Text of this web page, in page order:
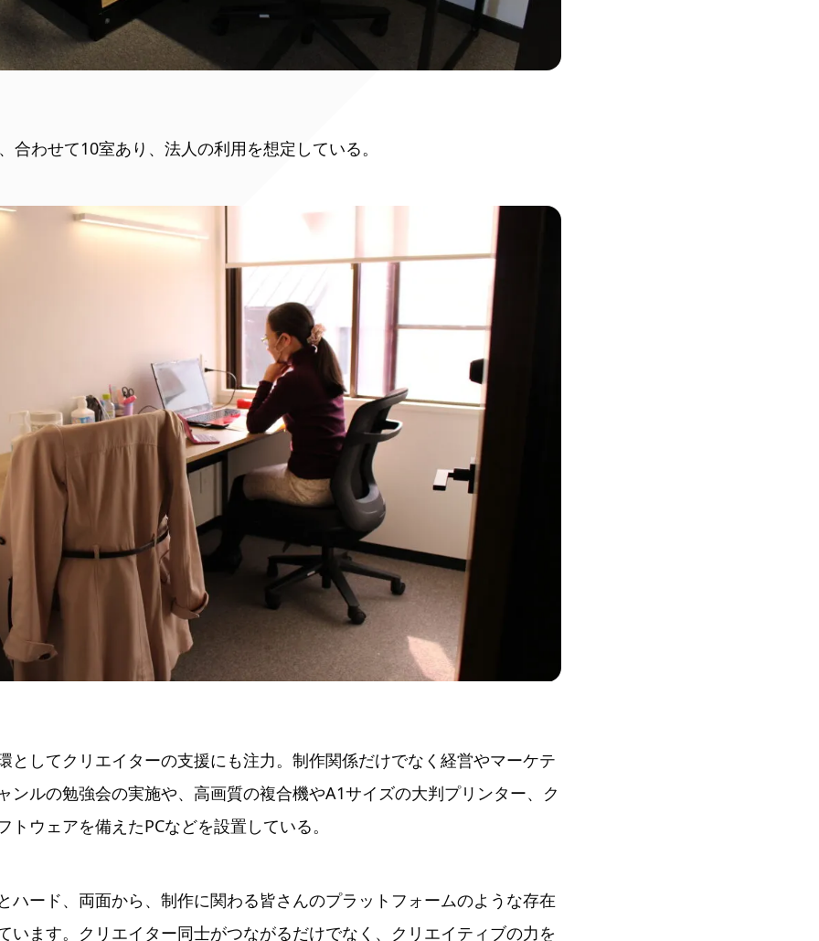
合わせて10室あり、法人の利用を想定している。
としてクリエイターの支援にも注力。制作関係だけでなく経営やマーケテ
ンルの勉強会の実施や、高画質の複合機やA1サイズの大判プリンター、ク
トウェアを備えたPCなどを設置している。
ハード、両面から、制作に関わる皆さんのプラットフォームのような存在
います。クリエイター同士がつながるだけでなく、クリエイティブの力を